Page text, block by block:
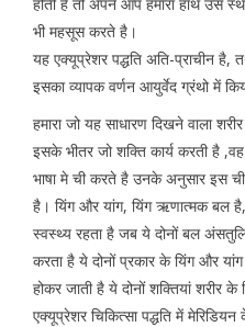
भी महसूस करते है।
यह एक्यूप्रेशर पद्धति अति-प्राचीन है,
इसका व्यापक वर्णन आयुर्वेद ग्रंथो में
हमारा जो यह साधारण दिखने वाला
इसके भीतर जो शक्ति कार्य करती है
भाषा मे ची करते है उनके अनुसार इस
है। यिंग और यांग, यिंग ऋणात्मक बल
स्वस्थ्य रहता है जब ये दोनों बल
करता है ये दोनों प्रकार के यिंग और
होकर जाती है ये दोनों शक्तियां शरीर के
एक्यूप्रेशर चिकित्सा पद्धति में